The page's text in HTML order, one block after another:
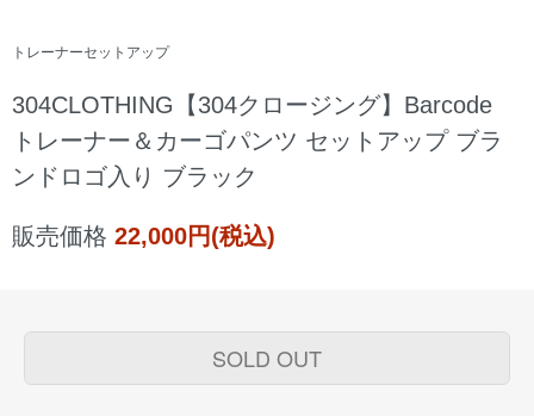
トレーナーセットアップ
304CLOTHING【304クロージング】Barcode
トレーナー＆カーゴパンツ セットアップ ブラ
ンドロゴ入り ブラック
販売価格 22,000円(税込)
SOLD OUT